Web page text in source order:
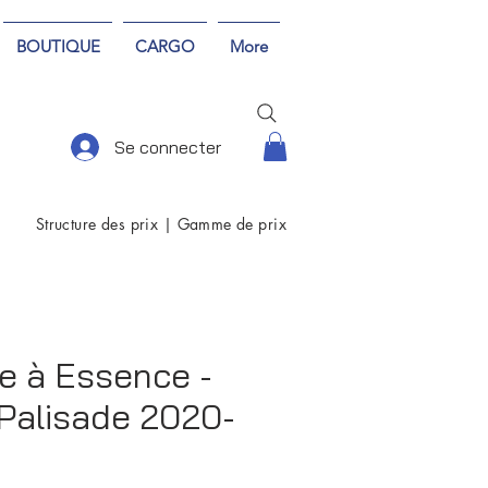
BOUTIQUE CARGO More
Se connecter
à Essence -
2020-
Structure des prix | Gamme de prix